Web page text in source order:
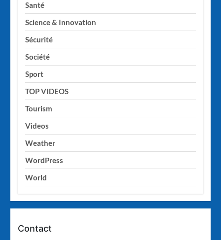
Santé
Science & Innovation
Sécurité
Société
Sport
TOP VIDEOS
Tourism
Videos
Weather
WordPress
World
Contact